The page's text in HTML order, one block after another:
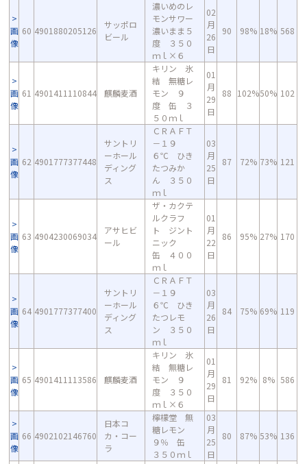
画
像
60 4901880205126
サッポロ
ビール
濃いめのレ
モンサワー
濃いまま５
度 ３５０
ｍｌ×６
02
月
26
日
90 98% 18% 568
画
像
61 4901411110844 麒麟麦酒
キリン 氷
結 無糖レ
モン ９
度 缶 ３
５０ｍｌ
01
月
29
日
88 102%50% 102
画
像
62 4901777377448
サントリ
ーホール
ディング
ス
ＣＲＡＦＴ
－１９
６℃ ひき
たつみか
ん ３５０
ｍｌ
03
月
25
日
87 72% 73% 121
画
像
63 4904230069034
アサヒビ
ール
ザ・カクテ
ルクラフ
ト ジント
ニック
缶 ４００
ｍｌ
01
月
22
日
86 95% 27% 170
画
像
64 4901777377400
サントリ
ーホール
ディング
ス
ＣＲＡＦＴ
－１９
６℃ ひき
たつレモ
ン ３５０
ｍｌ
03
月
26
日
84 75% 69% 119
画
像
65 4901411113586 麒麟麦酒
キリン 氷
結 無糖レ
モン ９
度 ３５０
ｍｌ×６
01
月
29
日
81 92% 8% 586
画
像
66 4902102146760
日本コ
カ・コー
ラ
檸檬堂 無
糖レモン
９％ 缶
３５０ｍｌ
03
月
25
日
80 87% 53% 136